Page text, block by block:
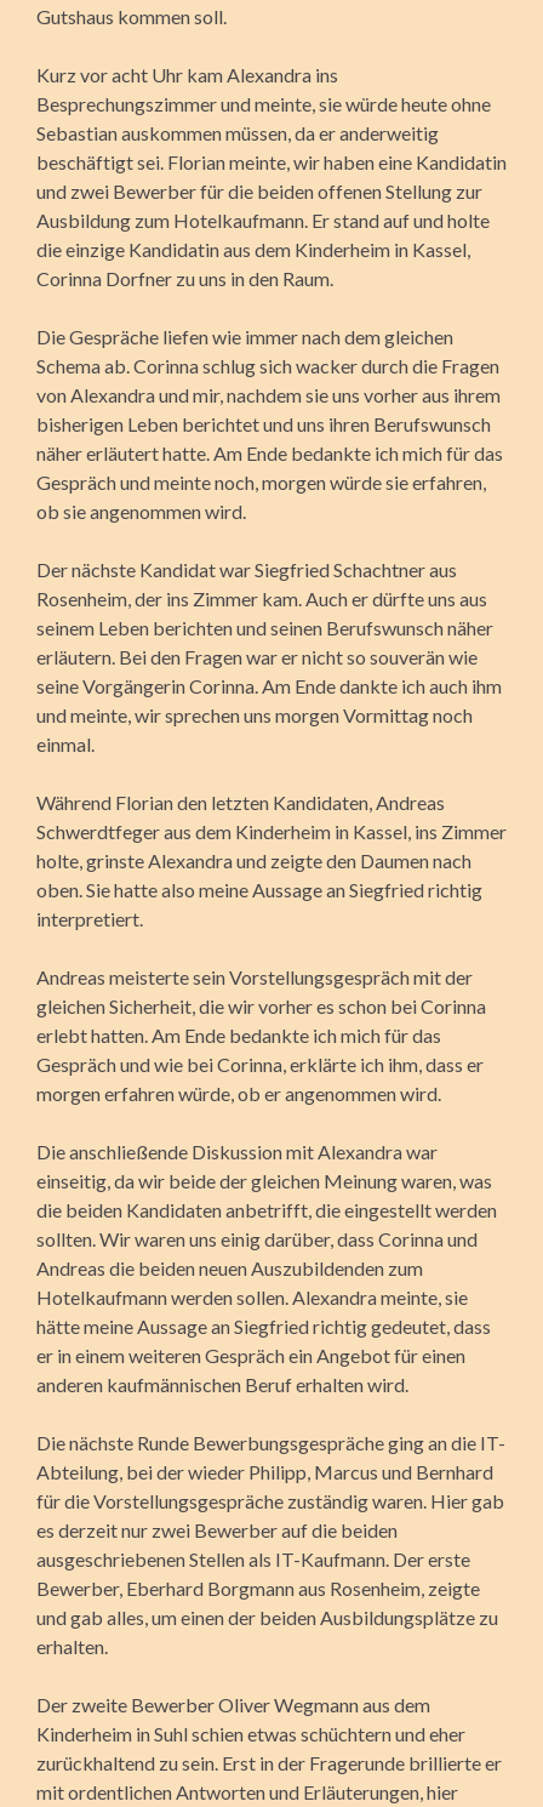
Gutshaus kommen soll.
Kurz vor acht Uhr kam Alexandra ins
Besprechungszimmer und meinte, sie würde heute ohne
Sebastian auskommen müssen, da er anderweitig
beschäftigt sei. Florian meinte, wir haben eine Kandidatin
und zwei Bewerber für die beiden offenen Stellung zur
Ausbildung zum Hotelkaufmann. Er stand auf und holte
die einzige Kandidatin aus dem Kinderheim in Kassel,
Corinna Dorfner zu uns in den Raum.
Die Gespräche liefen wie immer nach dem gleichen
Schema ab. Corinna schlug sich wacker durch die Fragen
von Alexandra und mir, nachdem sie uns vorher aus ihrem
bisherigen Leben berichtet und uns ihren Berufswunsch
näher erläutert hatte. Am Ende bedankte ich mich für das
Gespräch und meinte noch, morgen würde sie erfahren,
ob sie angenommen wird.
Der nächste Kandidat war Siegfried Schachtner aus
Rosenheim, der ins Zimmer kam. Auch er dürfte uns aus
seinem Leben berichten und seinen Berufswunsch näher
erläutern. Bei den Fragen war er nicht so souverän wie
seine Vorgängerin Corinna. Am Ende dankte ich auch ihm
und meinte, wir sprechen uns morgen Vormittag noch
einmal.
Während Florian den letzten Kandidaten, Andreas
Schwerdtfeger aus dem Kinderheim in Kassel, ins Zimmer
holte, grinste Alexandra und zeigte den Daumen nach
oben. Sie hatte also meine Aussage an Siegfried richtig
interpretiert.
Andreas meisterte sein Vorstellungsgespräch mit der
gleichen Sicherheit, die wir vorher es schon bei Corinna
erlebt hatten. Am Ende bedankte ich mich für das
Gespräch und wie bei Corinna, erklärte ich ihm, dass er
morgen erfahren würde, ob er angenommen wird.
Die anschließende Diskussion mit Alexandra war
einseitig, da wir beide der gleichen Meinung waren, was
die beiden Kandidaten anbetrifft, die eingestellt werden
sollten. Wir waren uns einig darüber, dass Corinna und
Andreas die beiden neuen Auszubildenden zum
Hotelkaufmann werden sollen. Alexandra meinte, sie
hätte meine Aussage an Siegfried richtig gedeutet, dass
er in einem weiteren Gespräch ein Angebot für einen
anderen kaufmännischen Beruf erhalten wird.
Die nächste Runde Bewerbungsgespräche ging an die IT-
Abteilung, bei der wieder Philipp, Marcus und Bernhard
für die Vorstellungsgespräche zuständig waren. Hier gab
es derzeit nur zwei Bewerber auf die beiden
ausgeschriebenen Stellen als IT-Kaufmann. Der erste
Bewerber, Eberhard Borgmann aus Rosenheim, zeigte
und gab alles, um einen der beiden Ausbildungsplätze zu
erhalten.
Der zweite Bewerber Oliver Wegmann aus dem
Kinderheim in Suhl schien etwas schüchtern und eher
zurückhaltend zu sein. Erst in der Fragerunde brillierte er
mit ordentlichen Antworten und Erläuterungen, hier